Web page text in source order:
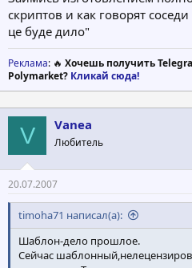
скриптов и как говорят
це буде дило"
Реклама: 🔥 Хочешь получить
Polymarket? Кликай сюда!
V Vanea
Любитель
20.07.2007
timoha71 написал(а):
Шаблон-дело прошлое.
Сейчас